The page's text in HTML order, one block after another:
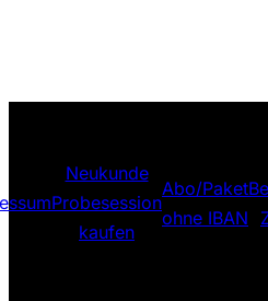
Neukunde
Probesession
kaufen
Abo/Paket
ohne IBAN